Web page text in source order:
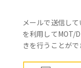
メールで送信し
を利用してMOT/
きを行うことがで